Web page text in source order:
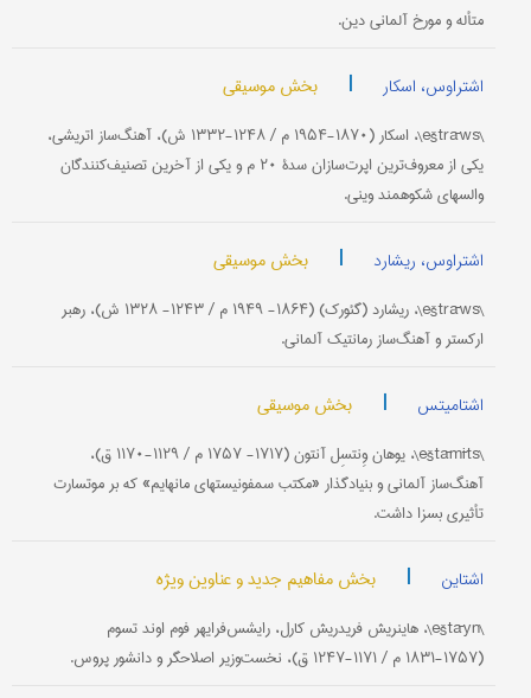
متأله و مورخ آلمانی دین.
اشتراوس، اسکار | بخش موسیقی
\eštrāws\، اسکار (۱۸۷۰-۱۹۵۴ م / ۱۲۴۸-۱۳۳۲ ش)، آهنگ‌ساز اتریشی،
یکی از معروف‌ترین اپرت‌سازان سدۀ ۲۰ م و یکی از آخرین تصنیف‌کنندگان
والسهای شکوهمند وینی.
اشتراوس، ریشارد | بخش موسیقی
\eštrāws\، ریشارد (گئورک) (۱۸۶۴- ۱۹۴۹ م / ۱۲۴۳- ۱۳۲۸ ش)، رهبر
ارکستر و آهنگ‌ساز رمانتیک آلمانی.
اشتامیتس | بخش موسیقی
\eštāmīts\، یوهان وِنتسِل آنتون (۱۷۱۷- ۱۷۵۷ م / ۱۱۲۹-۱۱۷۰ ق)،
آهنگ‌ساز آلمانی و بنیادگذار «مکتب سمفونیستهای مانهایم» که بر موتسارت
تأثیری بسزا داشت.
اشتاین | بخش مفاهیم جدید و عناوین ویژه
\eštāyn\، هاینریش فریدریش کارل، رایشس‌فرایهر فوم اوند تسوم
(۱۷۵۷-۱۸۳۱ م / ۱۱۷۱-۱۲۴۷ ق)، نخست‌وزیر اصلاحگر و دانشور پروس.